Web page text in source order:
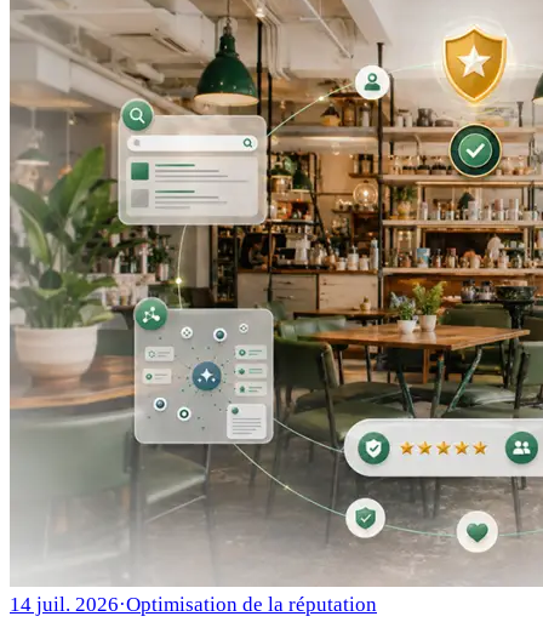
14 juil. 2026·Optimisation de la réputation